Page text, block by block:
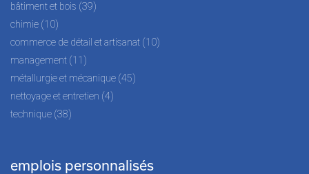
bâtiment et bois (39)
chimie (10)
commerce de détail et artisanat (10)
management (11)
métallurgie et mécanique (45)
nettoyage et entretien (4)
technique (38)
emplois personnalisés